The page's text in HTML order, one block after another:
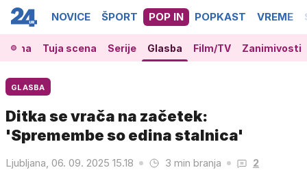
NOVICE ŠPORT POP IN POPKAST VREME
Tuja scena Serije Glasba Film/TV Zanimivosti
GLASBA
Ditka se vrača na začetek:
'Spremembe so edina stalnica'
Ljubljana, 06. 09. 2025 15.18 3 min branja 2